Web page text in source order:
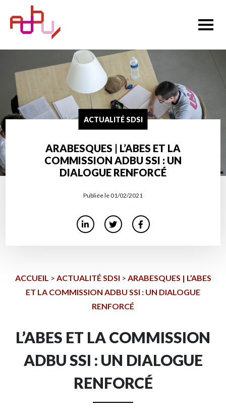
ACTUALITÉ SDSI
ARABESQUES | L’ABES ET LA
COMMISSION ADBU SSI : UN
DIALOGUE RENFORCÉ
Publiée le 01/02/2021
ACCUEIL > ACTUALITÉ SDSI > ARABESQUES | L’ABES
ET LA COMMISSION ADBU SSI : UN DIALOGUE
RENFORCÉ
L’ABES ET LA COMMISSION
ADBU SSI : UN DIALOGUE
RENFORCÉ